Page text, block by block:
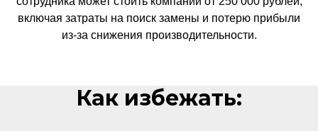
включая затраты на поиск замены и потерю прибыли
из-за снижения производительности.
Как избежать: